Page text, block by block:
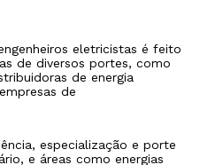
eletricistas é feito
de diversos portes, como
de energia
de
especialização e porte
e áreas como energias